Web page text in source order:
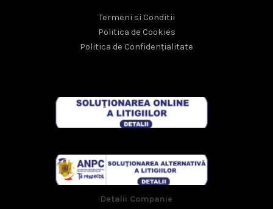
Termeni si Conditii
Politica de Cookies
Politica de Confidențialitate
Detalii Companie